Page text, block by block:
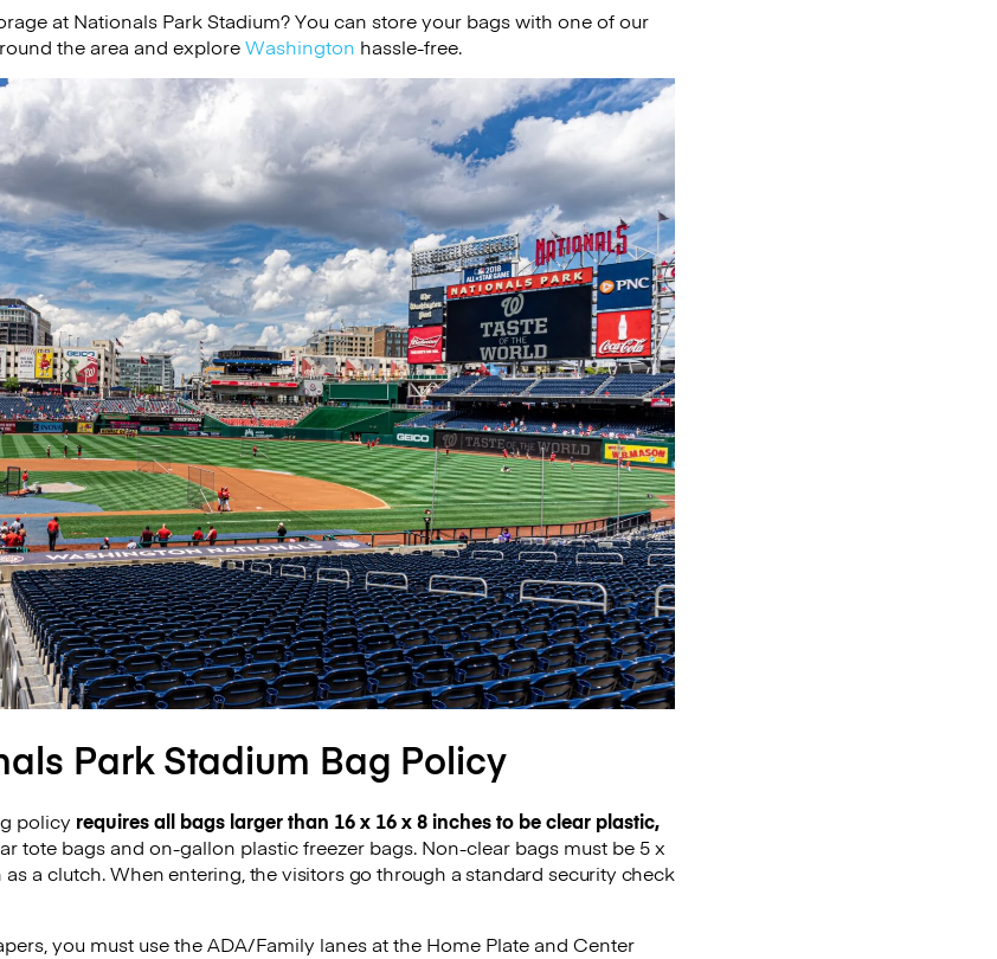
at Nationals Park Stadium? You can store your bags with one of our
the area and exploreWashington hassle-free.
Park Stadium Bag Policy
policy requires all bags larger than 16 x 16 x 8 inches to be clear plastic,
tote bags and on-gallon plastic freezer bags. Non-clear bags must be 5 x
as a clutch.When entering, the visitors go through a standard security check
you must use the ADA/Family lanes at the Home Plate and Center